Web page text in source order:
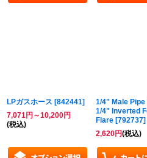
LPガスホース [842441]
7,071円 ～10,200円
(税込)
1/4" Male
1/4" Inverted
Flare [792737]
2,620円(税込)